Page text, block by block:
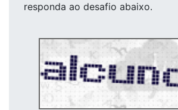
responda ao desafio abaixo.